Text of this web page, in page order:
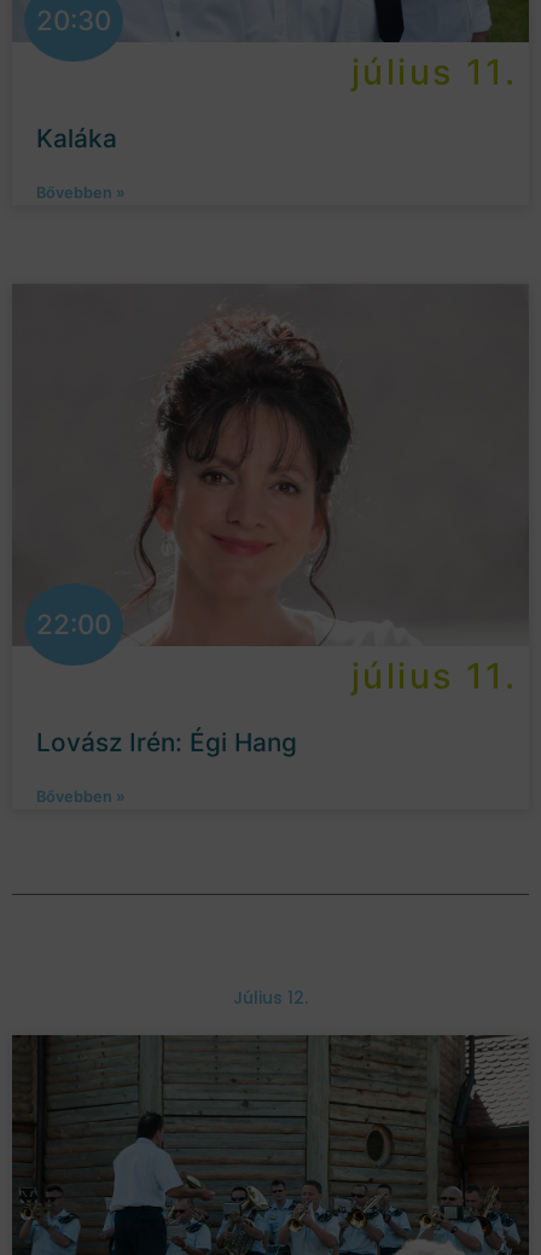
20:30
július 11.
Kaláka
Bővebben »
22:00
július 11.
Lovász Irén: Égi Hang
Bővebben »
Július 12.